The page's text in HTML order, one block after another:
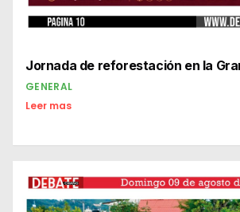
Jornada de reforestación en la
GENERAL
Leer mas